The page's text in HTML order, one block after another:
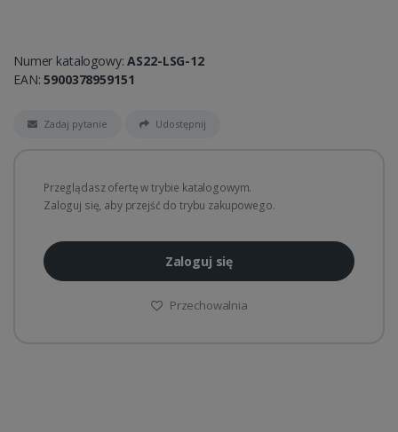
Numer katalogowy:AS22-LSG-12
EAN:5900378959151
Zadaj pytanie Udostępnij
Przeglądasz ofertę w trybie katalogowym.
Zaloguj się, aby przejść do trybu zakupowego.
Zaloguj się
Przechowalnia